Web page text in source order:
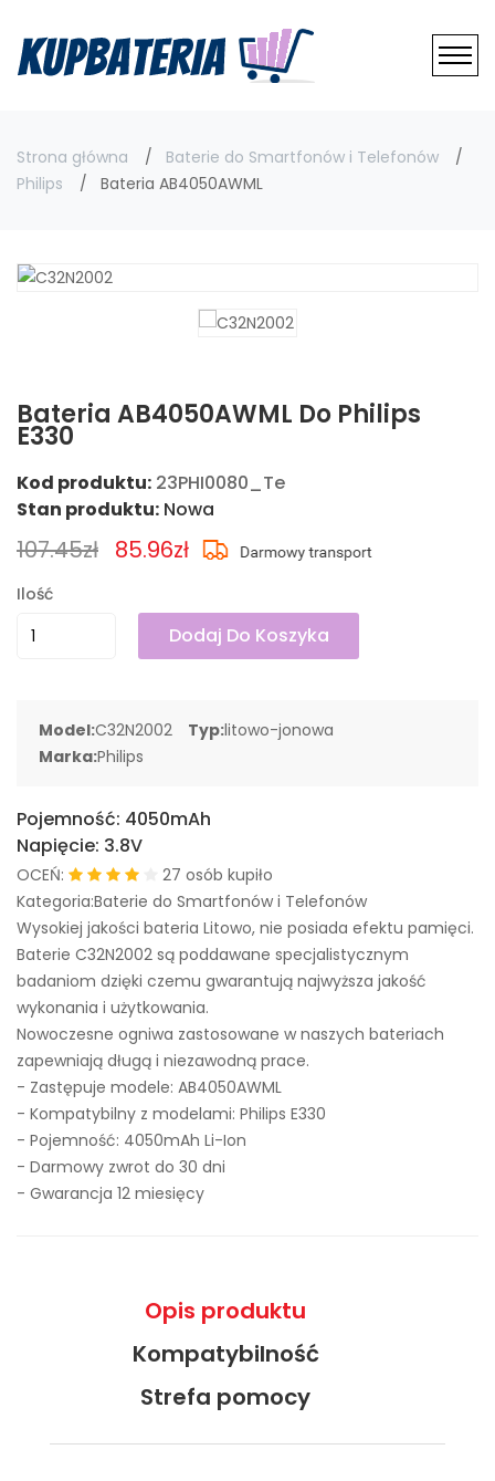
Strona główna
Baterie do Smartfonów i Telefonów
Philips
Bateria AB4050AWML
Bateria AB4050AWML Do Philips
E330
Kod produktu: 23PHI0080_Te
Stan produktu: Nowa
107.45zł 85.96zł
Ilość
Dodaj Do Koszyka
Model:C32N2002 Typ:litowo-jonowa
Marka:Philips
Pojemność: 4050mAh
Napięcie: 3.8V
OCEŃ:
27 osób kupiło
Kategoria:Baterie do Smartfonów i Telefonów
Wysokiej jakości bateria Litowo, nie posiada efektu pamięci.
Baterie C32N2002 są poddawane specjalistycznym
badaniom dzięki czemu gwarantują najwyższa jakość
wykonania i użytkowania.
Nowoczesne ogniwa zastosowane w naszych bateriach
zapewniają długą i niezawodną prace.
- Zastępuje modele: AB4050AWML
- Kompatybilny z modelami: Philips E330
- Pojemność: 4050mAh Li-Ion
- Darmowy zwrot do 30 dni
- Gwarancja 12 miesięcy
Opis produktu
Kompatybilność
Strefa pomocy